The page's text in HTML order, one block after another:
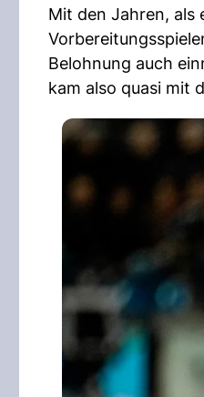
Mit den Jahren, als
Belohnung auch
kam also quasi mit